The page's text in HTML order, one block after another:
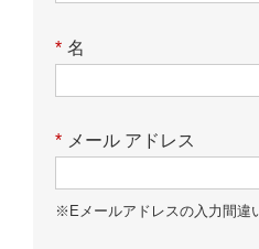
* 名
* メール アドレス
※Eメールアドレスの入力間違